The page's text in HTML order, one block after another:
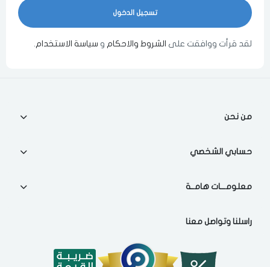
لقد قرأت ووافقت على الشروط والاحكام و سياسة الاستخدام.
من نحن
حسابي الشخصي
معلومـــات هامــة
راسلنا وتواصل معنا
اختر المدينة
فى حالة تغيير المدينة قد تفقد بعض او كل المنتجات التي تم اضافتها للسلة